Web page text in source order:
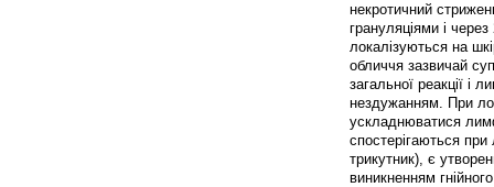
некротичний
грануляціями і
локалізуються на
обличчя зазвичай
загальної реакції і
нездужанням. При
ускладнюватися
спостерігаються при
трикутник), є
виникненням